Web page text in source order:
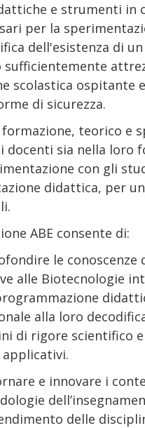
e strumenti in
per la
dell'esistenza di
sufficientemente
scolastica ospitante
di sicurezza.
teorico e
docenti sia nella loro
con gli
didattica, per
ABE consente di:
le conoscenze
alle Biotecnologie
alla loro
di rigore scientifico
e innovare i
delle